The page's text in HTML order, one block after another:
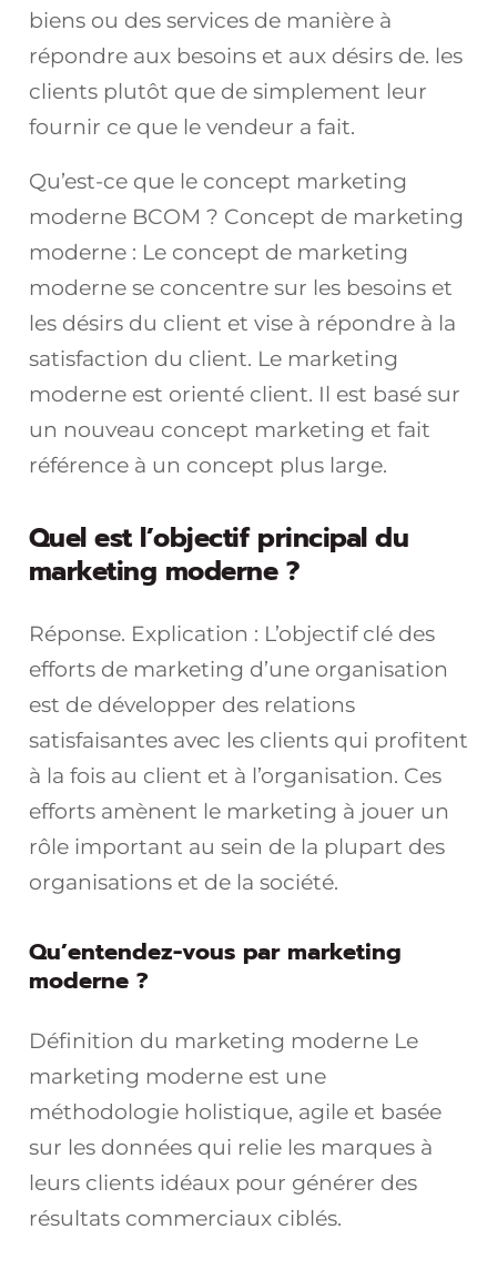
biens ou des services de manière à
répondre aux besoins et aux désirs de. les
clients plutôt que de simplement leur
fournir ce que le vendeur a fait.
Qu’est-ce que le concept marketing
moderne BCOM ? Concept de marketing
moderne : Le concept de marketing
moderne se concentre sur les besoins et
les désirs du client et vise à répondre à la
satisfaction du client. Le marketing
moderne est orienté client. Il est basé sur
un nouveau concept marketing et fait
référence à un concept plus large.
Quel est l’objectif principal du
marketing moderne ?
Réponse. Explication : L’objectif clé des
efforts de marketing d’une organisation
est de développer des relations
satisfaisantes avec les clients qui profitent
à la fois au client et à l’organisation. Ces
efforts amènent le marketing à jouer un
rôle important au sein de la plupart des
organisations et de la société.
Qu’entendez-vous par marketing
moderne ?
Définition du marketing moderne Le
marketing moderne est une
méthodologie holistique, agile et basée
sur les données qui relie les marques à
leurs clients idéaux pour générer des
résultats commerciaux ciblés.